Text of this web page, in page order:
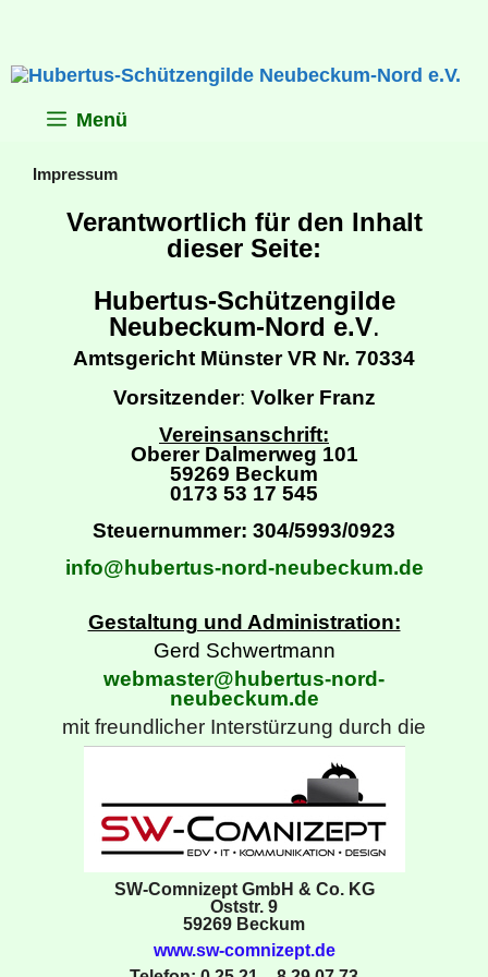
Zum
Inhalt
Menü
Impressum
Verantwortlich für den Inhalt
dieser Seite:
Hubertus-Schützengilde
Neubeckum-Nord e.V.
Amtsgericht Münster VR Nr. 70334
Vorsitzender: Volker Franz
Vereinsanschrift:
Oberer Dalmerweg 101
59269 Beckum
0173 53 17 545
Steuernummer: 304/5993/0923
info@hubertus-nord-neubeckum.de
Gestaltung und Administration:
Gerd Schwertmann
webmaster@hubertus-nord-
neubeckum.de
mit freundlicher Interstürzung durch die
SW-Comnizept GmbH & Co. KG
Oststr. 9
59269 Beckum
www.sw-comnizept.de